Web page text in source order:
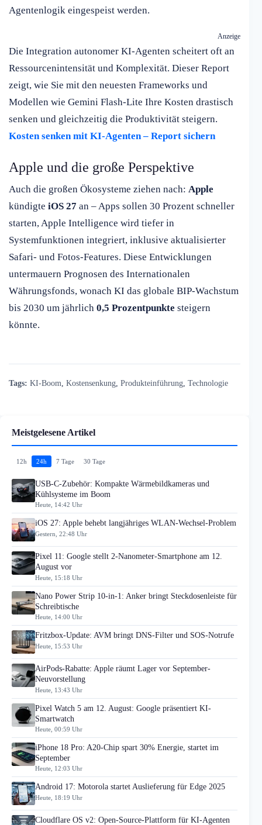
Agentenlogik eingespeist werden.
Anzeige
Die Integration autonomer KI-Agenten scheitert oft an
Ressourcenintensität und Komplexität. Dieser Report
zeigt, wie Sie mit den neuesten Frameworks und
Modellen wie Gemini Flash-Lite Ihre Kosten drastisch
senken und gleichzeitig die Produktivität steigern.
Kosten senken mit KI-Agenten – Report sichern
Apple und die große Perspektive
Auch die großen Ökosysteme ziehen nach: Apple
kündigte iOS 27 an – Apps sollen 30 Prozent schneller
starten, Apple Intelligence wird tiefer in
Systemfunktionen integriert, inklusive aktualisierter
Safari- und Fotos-Features. Diese Entwicklungen
untermauern Prognosen des Internationalen
Währungsfonds, wonach KI das globale BIP-Wachstum
bis 2030 um jährlich 0,5 Prozentpunkte steigern
könnte.
Tags: KI-Boom Kostensenkung Produkteinführung Technologie
Meistgelesene Artikel
12h 24h 7 Tage 30 Tage
USB-C-Zubehör: Kompakte Wärmebildkameras und
Kühlsysteme im Boom
Heute, 14:42 Uhr
iOS 27: Apple behebt langjähriges WLAN-Wechsel-Problem
Gestern, 22:48 Uhr
Pixel 11: Google stellt 2-Nanometer-Smartphone am 12.
August vor
Heute, 15:18 Uhr
Nano Power Strip 10-in-1: Anker bringt Steckdosenleiste für
Schreibtische
Heute, 14:00 Uhr
Fritzbox-Update: AVM bringt DNS-Filter und SOS-Notrufe
Heute, 15:53 Uhr
AirPods-Rabatte: Apple räumt Lager vor September-
Neuvorstellung
Heute, 13:43 Uhr
Pixel Watch 5 am 12. August: Google präsentiert KI-
Smartwatch
Heute, 00:59 Uhr
iPhone 18 Pro: A20-Chip spart 30% Energie, startet im
September
Heute, 12:03 Uhr
Android 17: Motorola startet Auslieferung für Edge 2025
Heute, 18:19 Uhr
Cloudflare OS v2: Open-Source-Plattform für KI-Agenten